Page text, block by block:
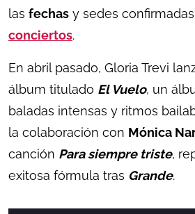
las fechas y sedes
conciertos.
En abril pasado, Gloria Trevi
álbum titulado El Vuelo, un
baladas intensas y ritmos
la colaboración con Mónica
canción Para siempre triste,
exitosa fórmula tras Grande.